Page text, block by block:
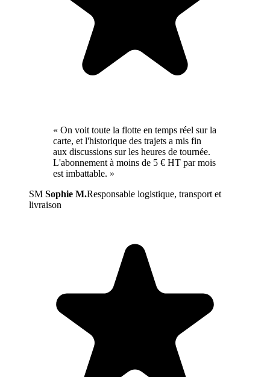
« On voit toute la flotte en temps réel sur la
carte, et l'historique des trajets a mis fin
aux discussions sur les heures de tournée.
L'abonnement à moins de 5 € HT par mois
est imbattable. »
SM Sophie M.Responsable logistique, transport et
livraison